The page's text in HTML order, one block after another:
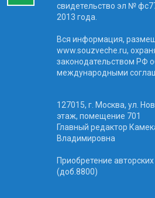
свидетельство эл №
2013 года.
Вся информация,
www.souzveche.ru,
законодательством РФ
международными
127015, г. Москва, ул.
этаж, помещение 701
Главный редактор
Владимировна
Приобретение
(доб.8800)